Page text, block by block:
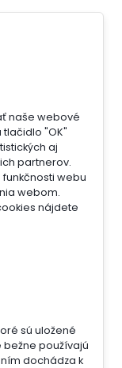
naše webové
tlačidlo "OK"
aj
partnerov.
webu
webom.
nájdete
sú uložené
používajú
dochádza k